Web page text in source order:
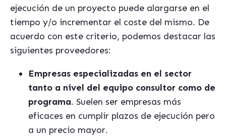
ejecución de un proyecto puede alargarse en el
tiempo y/o incrementar el coste del mismo. De
acuerdo con este criterio, podemos destacar las
siguientes proveedores:
Empresas especializadas en el sector
tanto a nivel del equipo consultor como de
programa. Suelen ser empresas más
eficaces en cumplir plazos de ejecución pero
a un precio mayor.